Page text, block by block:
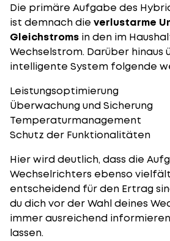
Die primäre Aufgabe des
ist demnach die verlustarme
Gleichstroms in den im
Wechselstrom. Darüber hinaus
intelligente System folgende
Leistungsoptimierung
Überwachung und Sicherung
Temperaturmanagement
Schutz der Funktionalitäten
Hier wird deutlich, dass die
Wechselrichters ebenso
entscheidend für den Ertrag
du dich vor der Wahl deines
immer ausreichend
lassen.